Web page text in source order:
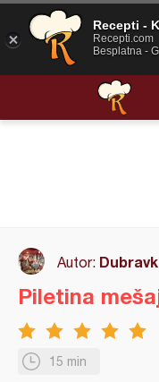
Autor:
15 min
Piletina
Recepti -
Recepti.com
Besplatna -